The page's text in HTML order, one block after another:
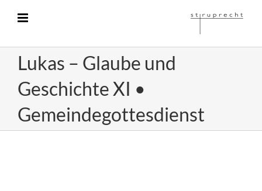
springen
Lukas – Glaube und
Geschichte XI •
Gemeindegottesdienst